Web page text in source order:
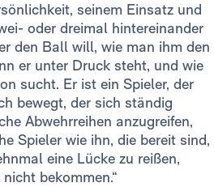
seinem Einsatz und
oder dreimal hintereinander
den Ball will, wie man ihm den
er unter Druck steht, und wie
sucht. Er ist ein Spieler, der
bewegt, der sich ständig
Abwehrreihen anzugreifen,
Spieler wie ihn, die bereit sind,
eine Lücke zu reißen,
bekommen.“